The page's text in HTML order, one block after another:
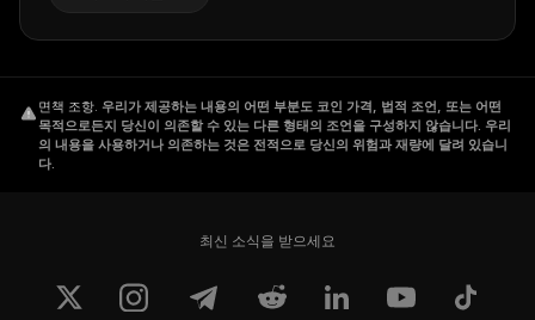
면책 조항. 우리가 제공하는 내용의 어떤 부분도 코인 가격, 법적 조언, 또는 어떤
목적으로든지 당신이 의존할 수 있는 다른 형태의 조언을 구성하지 않습니다. 우리
의 내용을 사용하거나 의존하는 것은 전적으로 당신의 위험과 재량에 달려 있습니
다.
최신 소식을 받으세요